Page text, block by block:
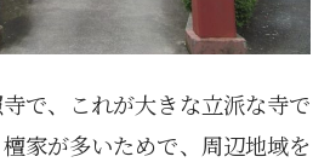
で、これが大きな立派な寺で
家が多いためで、周辺地域を